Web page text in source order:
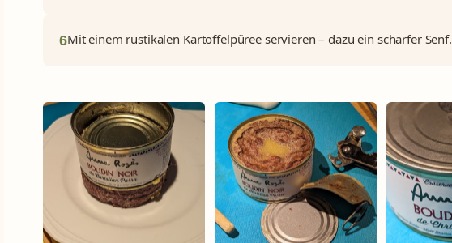
6Mit einem rustikalen Kartoffelpüree servieren – dazu ein scharfer Senf.